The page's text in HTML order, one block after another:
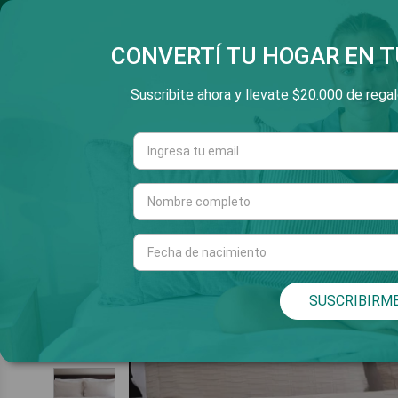
SALTAR
3 Y 6 CUOTAS SIN
Cuarto Living
CONVERTÍ TU HOGAR EN
Suscribite ahora y llevate $20.000 de